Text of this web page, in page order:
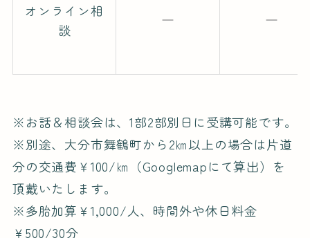
オンライン相
談
※お話＆相談会は、1部2部別日に受講可能です。
※別途、大分市舞鶴町から2㎞以上の場合は片道
分の交通費￥100/㎞（Googlemapにて算出）を
頂戴いたします。
※多胎加算￥1,000/人、時間外や休日料金
￥500/30分